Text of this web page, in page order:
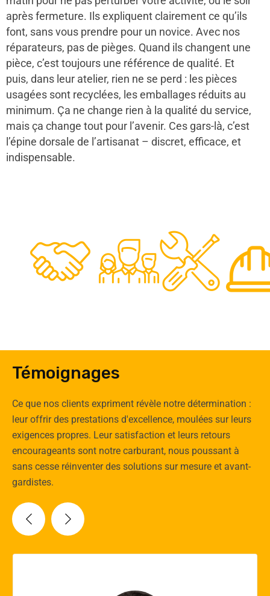
après fermeture. Ils expliquent clairement ce qu’ils
font, sans vous prendre pour un novice. Avec nos
réparateurs, pas de pièges. Quand ils changent une
pièce, c’est toujours une référence de qualité. Et
puis, dans leur atelier, rien ne se perd : les pièces
usagées sont recyclées, les emballages réduits au
minimum. Ça ne change rien à la qualité du service,
mais ça change tout pour l’avenir. Ces gars-là, c’est
l’épine dorsale de l’artisanat – discret, efficace, et
indispensable.
48
0
50
Experts
Témoignages
Ce que nos clients expriment révèle notre détermination :
leur offrir des prestations d'excellence, moulées sur leurs
exigences propres. Leur satisfaction et leurs retours
encourageants sont notre carburant, nous poussant à
sans cesse réinventer des solutions sur mesure et avant-
gardistes.